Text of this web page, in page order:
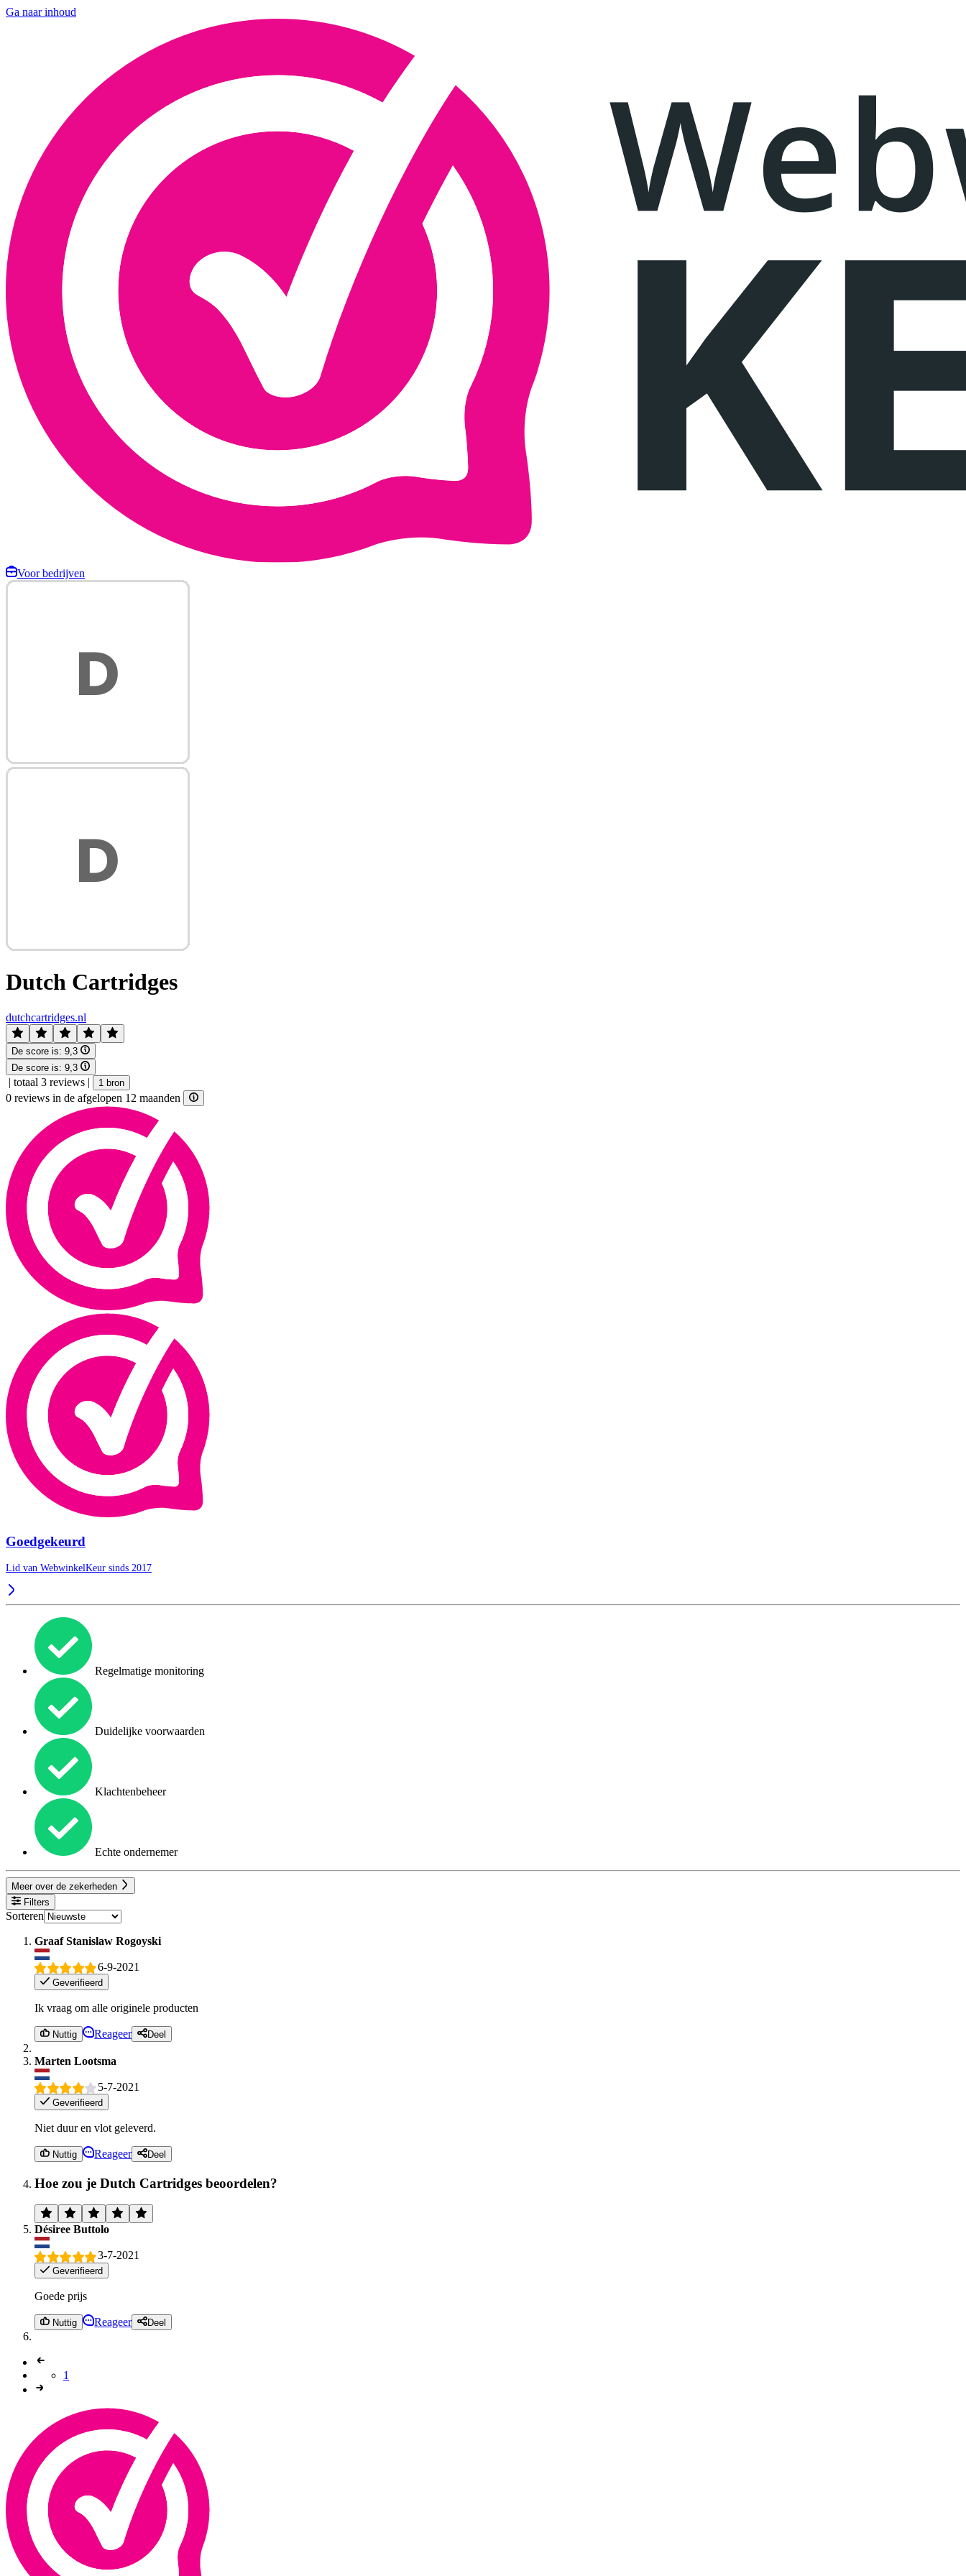
Ga naar inhoud
Voor bedrijven
Dutch Cartridges
dutchcartridges.nl
De score is: 9,3
De score is: 9,3
| totaal 3 reviews | 1 bron
0 reviews in de afgelopen 12 maanden
Goedgekeurd
Lid van WebwinkelKeur sinds 2017
Regelmatige monitoring
Duidelijke voorwaarden
Klachtenbeheer
Echte ondernemer
Meer over de zekerheden
Filters
Sorteren
Graaf Stanislaw Rogoyski
6-9-2021
Geverifieerd
Ik vraag om alle originele producten
Nuttig Reageer Deel
Marten Lootsma
5-7-2021
Geverifieerd
Niet duur en vlot geleverd.
Nuttig Reageer Deel
Hoe zou je Dutch Cartridges beoordelen?
Désiree Buttolo
3-7-2021
Geverifieerd
Goede prijs
Nuttig Reageer Deel
1